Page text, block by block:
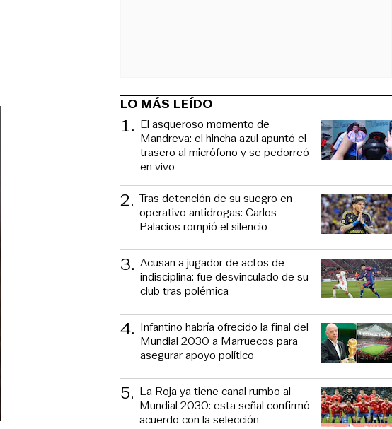
LO MÁS LEÍDO
1. El asqueroso momento de
Mandreva: el hincha azul apuntó el
trasero al micrófono y se pedorreó
en vivo
2. Tras detención de su suegro en
operativo antidrogas: Carlos
Palacios rompió el silencio
3. Acusan a jugador de actos de
indisciplina: fue desvinculado de su
club tras polémica
4. Infantino habría ofrecido la final del
Mundial 2030 a Marruecos para
asegurar apoyo político
5. La Roja ya tiene canal rumbo al
Mundial 2030: esta señal confirmó
acuerdo con la selección